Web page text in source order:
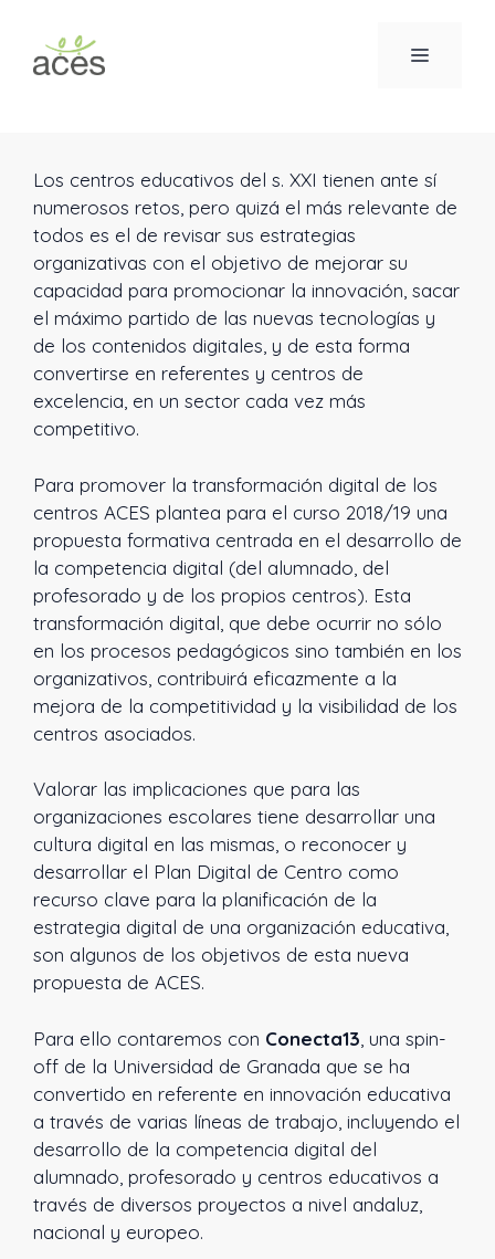
contenido
MENÚ
Los centros educativos del s. XXI tienen ante sí
numerosos retos, pero quizá el más relevante de
todos es el de revisar sus estrategias
organizativas con el objetivo de mejorar su
capacidad para promocionar la innovación, sacar
el máximo partido de las nuevas tecnologías y
de los contenidos digitales, y de esta forma
convertirse en referentes y centros de
excelencia, en un sector cada vez más
competitivo.
Para promover la transformación digital de los
centros ACES plantea para el curso 2018/19 una
propuesta formativa centrada en el desarrollo de
la competencia digital (del alumnado, del
profesorado y de los propios centros). Esta
transformación digital, que debe ocurrir no sólo
en los procesos pedagógicos sino también en los
organizativos, contribuirá eficazmente a la
mejora de la competitividad y la visibilidad de los
centros asociados.
Valorar las implicaciones que para las
organizaciones escolares tiene desarrollar una
cultura digital en las mismas, o reconocer y
desarrollar el Plan Digital de Centro como
recurso clave para la planificación de la
estrategia digital de una organización educativa,
son algunos de los objetivos de esta nueva
propuesta de ACES.
Para ello contaremos con Conecta13 , una spin-
off de la Universidad de Granada que se ha
convertido en referente en innovación educativa
a través de varias líneas de trabajo, incluyendo el
desarrollo de la competencia digital del
alumnado, profesorado y centros educativos a
través de diversos proyectos a nivel andaluz,
nacional y europeo.